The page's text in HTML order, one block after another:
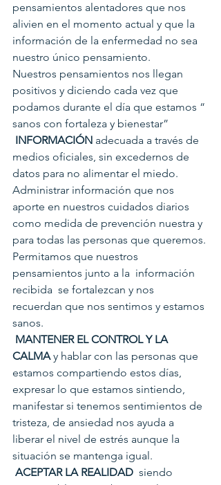
pensamientos alentadores que nos
alivien en el momento actual y que la
información de la enfermedad no sea
nuestro único pensamiento.
Nuestros pensamientos nos llegan
positivos y diciendo cada vez que
podamos durante el día que estamos “
sanos con fortaleza y bienestar”
INFORMACIÓN adecuada a través de
medios oficiales, sin excedernos de
datos para no alimentar el miedo.
Administrar información que nos
aporte en nuestros cuidados diarios
como medida de prevención nuestra y
para todas las personas que queremos.
Permitamos que nuestros
pensamientos junto a la  información
recibida  se fortalezcan y nos
recuerdan que nos sentimos y estamos
sanos.
MANTENER EL CONTROL Y LA
CALMA y hablar con las personas que
estamos compartiendo estos días,
expresar lo que estamos sintiendo,
manifestar si tenemos sentimientos de
tristeza, de ansiedad nos ayuda a
liberar el nivel de estrés aunque la
situación se mantenga igual.
ACEPTAR LA REALIDAD siendo